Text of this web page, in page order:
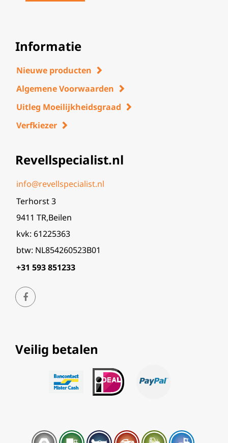
Informatie
Nieuwe producten
Algemene Voorwaarden
Uitleg Moeilijkheidsgraad
Verfkiezer
Revellspecialist.nl
info@revellspecialist.nl
Terhorst 3
9411 TR,Beilen
kvk: 61225363
btw: NL854260523B01
+31 593 851233
Veilig betalen